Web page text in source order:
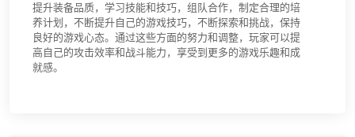
提升装备品质，学习技能和技巧，组队合作，制定合理的培
养计划，不断提升自己的游戏技巧，不断探索和挑战，保持
良好的游戏心态。通过这些方面的努力和调整，玩家可以提
高自己的攻击效率和战斗能力，享受到更多的游戏乐趣和成
就感。